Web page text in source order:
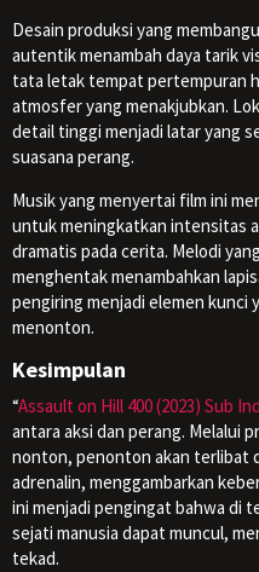
Desain produksi yang
autentik menambah daya tarik
tata letak tempat pertempuran
atmosfer yang menakjubkan.
detail tinggi menjadi latar yang
suasana perang.
Musik yang menyertai film ini
untuk meningkatkan intensitas
dramatis pada cerita. Melodi
menghentak menambahkan
pengiring menjadi elemen kunci
menonton.
Kesimpulan
“Assault on Hill 400 (2023) Sub
antara aksi dan perang. Melalui
nonton, penonton akan terlibat
adrenalin, menggambarkan
ini menjadi pengingat bahwa di
sejati manusia dapat muncul,
tekad.